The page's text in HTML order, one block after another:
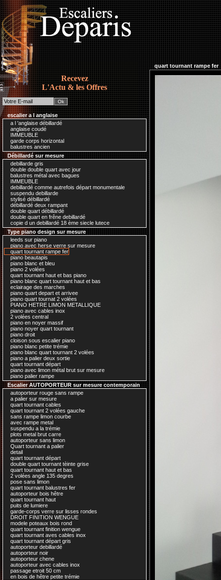
Recevez
L'Actu & les Offres
escalier a l anglaise
a l 'anglaise débillardé
anglaise coudé
IMMEUBLE
garde corps horizontal
balustres ancien
Débillardé sur mesure
debillarde gris
double double quart avec jour
balustres métal avec bagues
IMMEUBLE
debillardé comme autrefois départ monumentale
suspendu debillarde
stylisé débillardé
débillardé deux rampant
double quart débillardé
double quart en frêne debillardé
copie d un debillardé 18 ème siecle lutece
Type piano design sur mesure
leeds sur piano
piano avec herse verre sur mesure
quart tournant rampe fer
piano beautapis
piano blanc et bleu
piano 2 volées
quart tournant haut et bas piano
piano blanc quart tournant haut et bas
eclairage des marches
piano quart depart et arrivee
piano quart tournat 2 volées
PIANO HETRE LIMON METALLIQUE
piano avec cables inox
2 volées central
piano en noyer massif
piano noyer quart tournant
piano droit
cloison sous escalier piano
piano blanc petite trémie
piano blanc quart tournant 2 volées
piano a palier deux sortie
quart tournant départ
piano avec limon métal brut sur mesure
piano palier rampe
Escalier AUTOPORTEUR sur mesure contemporain
autoporteur rouge sans rampe
a palier sur mesure
quart tournant cables
quart tournant 2 volées gauche
sans rampe limon courbe
avec rampe metal
suspendu a la trémie
plots metal brut carre
autoporteur sans limon
Quart tournant a palier
detail
quart tournant départ
double quart tournant tèinte grise
quart tournant haut et bas
2 volées angle 135 degres
pose sans limon
quart tournant balustres fer
autoporteur bois hêtre
quart tournant haut
puits de lumiere
garde-corps verre sur lisses rondes
DROIT FINITION WENGUE
modele poteaux bois rond
quart tournant finition wengue
quart tournant aves cables inox
quart tournant départ gris
autoporteur debillardé
autoporteur noir
autoporteur chene
autoporteur avec cables inox
passage etroit 50 cm
en bois de hêtre petite trémie
quart tournant rampe fer